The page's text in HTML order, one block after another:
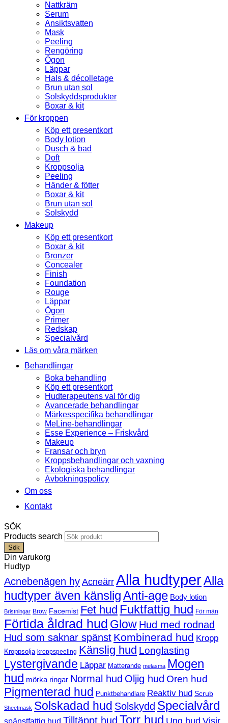
Nattkräm
Serum
Ansiktsvatten
Mask
Peeling
Rengöring
Ögon
Läppar
Hals & décolletage
Brun utan sol
Solskyddsprodukter
Boxar & kit
För kroppen
Köp ett presentkort
Body lotion
Dusch & bad
Doft
Kroppsolja
Peeling
Händer & fötter
Boxar & kit
Brun utan sol
Solskydd
Makeup
Köp ett presentkort
Boxar & kit
Bronzer
Concealer
Finish
Foundation
Rouge
Läppar
Ögon
Primer
Redskap
Specialvård
Läs om våra märken
Behandlingar
Boka behandling
Köp ett presentkort
Hudterapeutens val för dig
Avancerade behandlingar
Märkesspecifika behandlingar
MeLine-behandlingar
Esse Experience – Friskvård
Makeup
Fransar och bryn
Kroppsbehandlingar och vaxning
Ekologiska behandlingar
Avbokningspolicy
Om oss
Kontakt
SÖK
Products search
Sök
Din varukorg
Hudtyp
Acnebenägen hy Acneärr Alla hudtyperAlla
hudtyper även känsligAnti-age Body lotion
Bristningar Brow Facemist Fet hud Fuktfattig hud För män
Förtida åldrad hud Glow Hud med rodnad
Hud som saknar spänst Kombinerad hud Kropp
Kroppsolja kroppspeeling Känslig hud Longlasting
Lystergivande Läppar Matterande melasma Mogen
hud mörka ringar Normal hud Oljig hud Oren hud
Pigmenterad hud Punktbehandlare Reaktiv hud Scrub
Sheetmask Solskadad hud Solskydd Specialvård
spänstfattig hud Tilltäppt hud Torr hud Ung hud Visir